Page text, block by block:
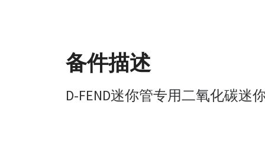
备件描述
D-FEND迷你管专用二氧化碳迷